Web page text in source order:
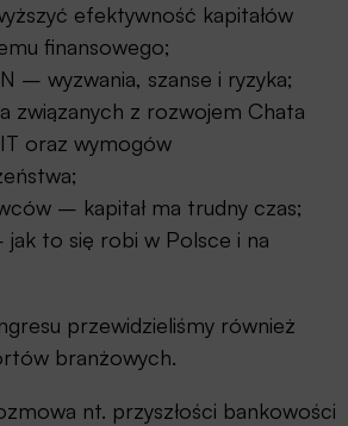
efektywność kapitałów
finansowego;
– wyzwania, szanse i ryzyka;
związanych z rozwojem Chata
IT oraz wymogów
– kapitał ma trudny czas;
jak to się robi w Polsce i na
przewidzieliśmy również
branżowych.
nt. przyszłości bankowości